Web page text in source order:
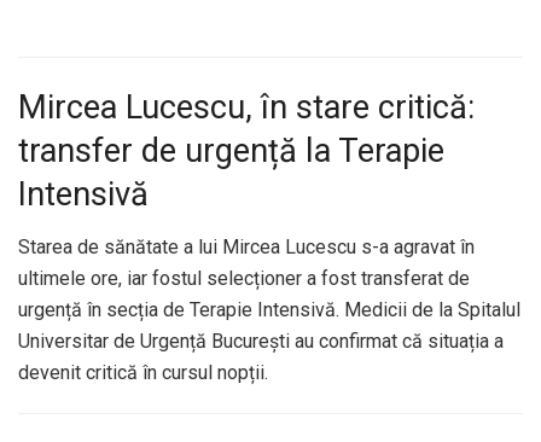
Mircea Lucescu, în stare critică:
transfer de urgență la Terapie
Intensivă
Starea de sănătate a lui Mircea Lucescu s-a agravat în
ultimele ore, iar fostul selecționer a fost transferat de
urgență în secția de Terapie Intensivă. Medicii de la Spitalul
Universitar de Urgență București au confirmat că situația a
devenit critică în cursul nopții.